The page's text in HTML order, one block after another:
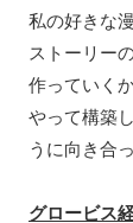
私の好きな
ストーリー
作っていく
やって構築
うに向き合
グロービス